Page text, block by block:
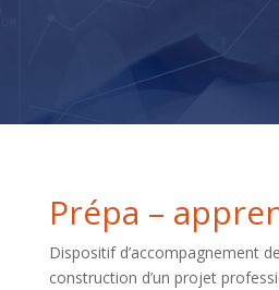
Prépa –
Dispositif d’accompagnement
construction d’un projet